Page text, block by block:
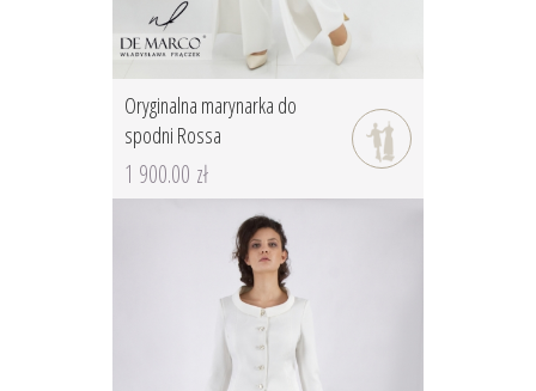
Oryginalna marynarka do
spodni Rossa
1 900.00 zł